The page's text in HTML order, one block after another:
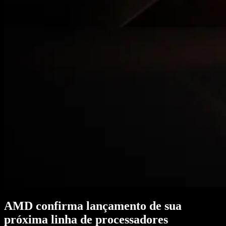
AMD confirma lançamento de sua
próxima linha de processadores